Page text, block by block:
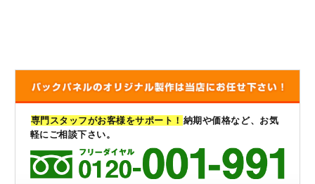
専門スタッフがお客様をサポート！ 納期や価格など、お気
軽にご相談下さい。